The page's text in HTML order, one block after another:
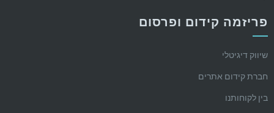
פריזמה קידום ופרסום
שיווק דיגיטלי
חברת קידום אתרים
בין לקוחותנו